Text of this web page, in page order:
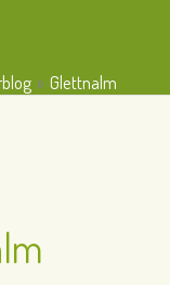
Glettnalm